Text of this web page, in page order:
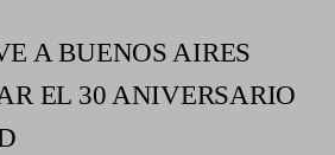
A BUENOS AIRES
EL 30 ANIVERSARIO